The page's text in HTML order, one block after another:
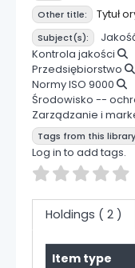
Other title: Tytuł
Subject(s):
Kontrola jakości
Przedsiębiorstwo
Normy ISO 9000
Środowisko --
Zarządzanie i
Tags from this
Log in to add tags.
Star ratings
Holdings ( 2 )
Holdings
Item type